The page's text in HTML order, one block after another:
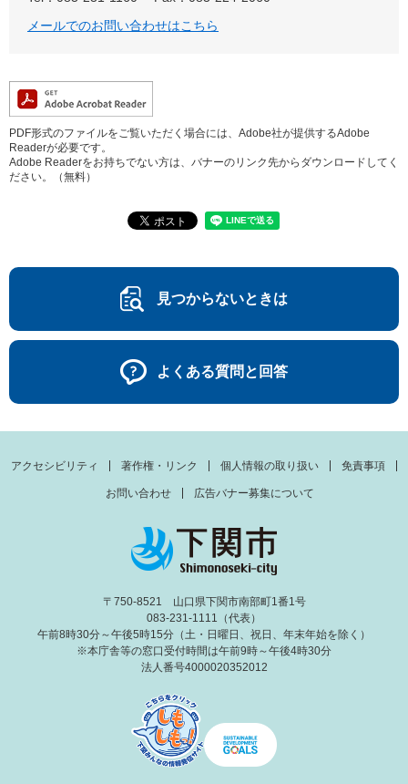
メールでのお問い合わせはこちら
PDF形式のファイルをご覧いただく場合には、Adobe社が提供するAdobe
Readerが必要です。
Adobe Readerをお持ちでない方は、バナーのリンク先からダウンロードしてく
ださい。（無料）
見つからないときは
よくある質問と回答
アクセシビリティ 著作権・リンク 個人情報の取り扱い 免責事項
お問い合わせ 広告バナー募集について
〒750-8521 山口県下関市南部町1番1号
083-231-1111（代表）
午前8時30分～午後5時15分（土・日曜日、祝日、年末年始を除く）
※本庁舎等の窓口受付時間は午前9時～午後4時30分
法人番号4000020352012